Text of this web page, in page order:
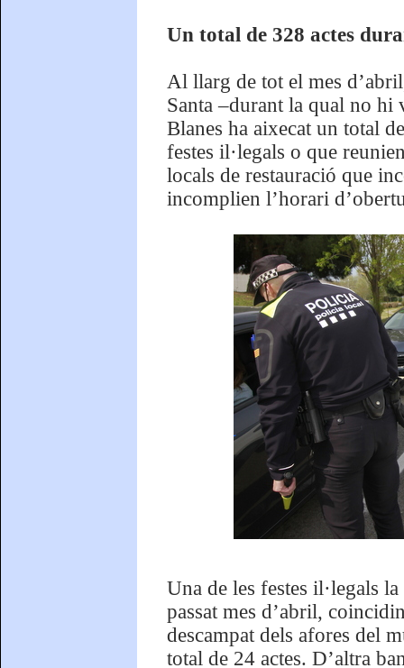
Un total de 328 actes
Al llarg de tot el mes
Santa –durant la qual no hi
Blanes ha aixecat un total
festes il·legals o que
locals de restauració que
incomplien l’horari
Una de les festes il·legals
passat mes d’abril,
descampat dels afores del
total de 24 actes. D’altra